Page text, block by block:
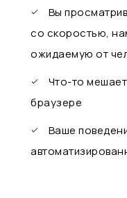
Вы
со скоростью,
ожидаемую от
Что-то
браузере
Ваше